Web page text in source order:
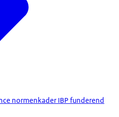
normenkader IBP funderend